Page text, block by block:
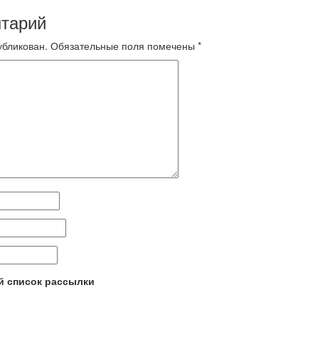
Обязательные поля помечены *
список рассылки